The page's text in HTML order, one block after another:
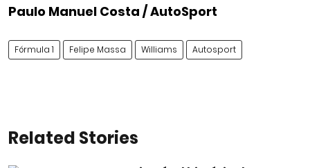
Paulo Manuel Costa / AutoSport
Fórmula 1 Felipe Massa Williams Autosport
Related Stories